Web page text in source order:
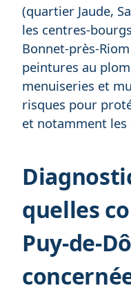
(quartier Jaude,
les centres-
Bonnet-près-
peintures au
menuiseries et
risques pour
et notamment les
quelles
Puy-de-